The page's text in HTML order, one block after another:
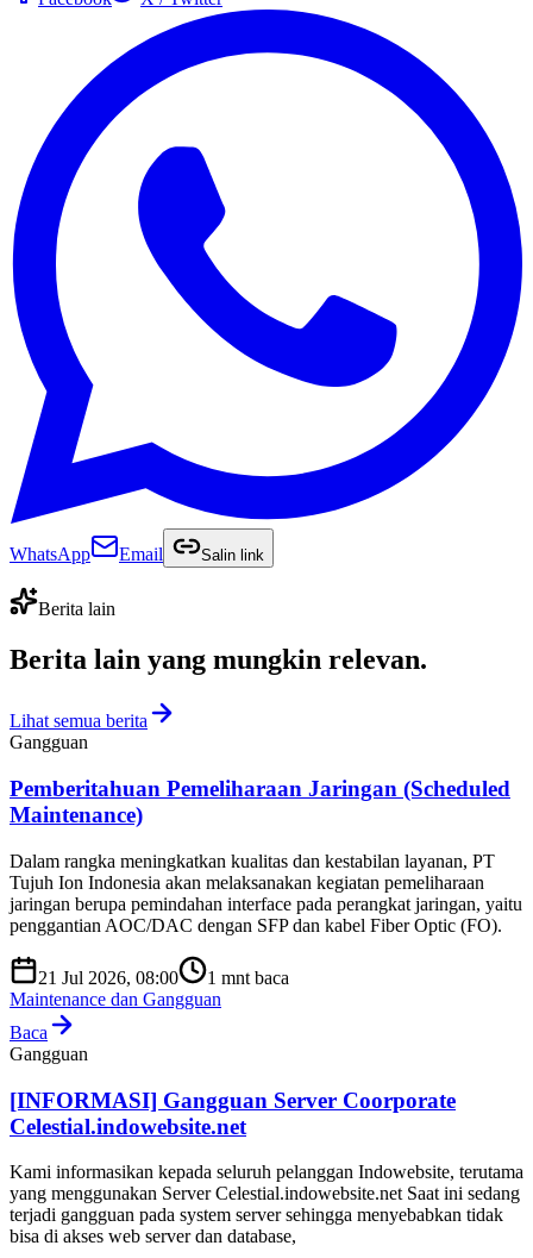
WhatsApp Email Salin link
Berita lain
Berita lain yang mungkin relevan.
Lihat semua berita
Gangguan
Pemberitahuan Pemeliharaan Jaringan (Scheduled
Maintenance)
Dalam rangka meningkatkan kualitas dan kestabilan layanan, PT
Tujuh Ion Indonesia akan melaksanakan kegiatan pemeliharaan
jaringan berupa pemindahan interface pada perangkat jaringan, yaitu
penggantian AOC/DAC dengan SFP dan kabel Fiber Optic (FO).
21 Jul 2026, 08:00 1 mnt baca
Maintenance dan Gangguan
Baca
Gangguan
[INFORMASI] Gangguan Server Coorporate
Celestial.indowebsite.net
Kami informasikan kepada seluruh pelanggan Indowebsite, terutama
yang menggunakan Server Celestial.indowebsite.net Saat ini sedang
terjadi gangguan pada system server sehingga menyebabkan tidak
bisa di akses web server dan database,